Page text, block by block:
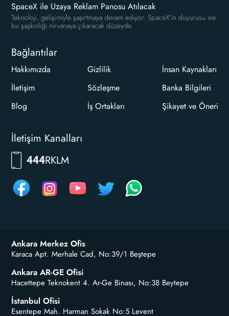
SpaceX ile Uzaya Reklam Panosu Atılacak
Teknoloji, gelişimiyle şaşırtmaya devam ediyor. SpaceX'in duyurusu ise
bu şaşkınlığı nirvanaya çıkaracak düzeyde.
Bağlantılar
Hakkımızda
İletişim
Blog
Gizlilik
Sözleşme
İş Ortakları
İnsan Kaynakları
Banka Bilgileri
Şikayet ve Öneri
İletişim Kanalları
444RKLM
Ankara Merkez Ofis
Karaca Apt. Merhale Cad, No:39/1 Beştepe
Ankara AR-GE Ofisi
Hacettepe Teknokent 4. Ar-Ge Binası, No:38 Beytepe
İstanbul Ofisi
Esentepe Mah. Harman Sokak No:5 Levent